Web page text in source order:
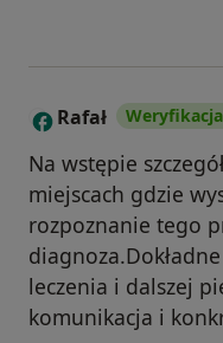
R Rafał
Na wstępie
miejscach gdzie
rozpoznanie tego
leczenia i dalszej
komunikacja i